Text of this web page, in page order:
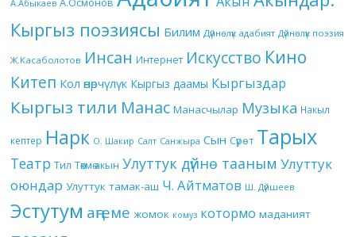
А.Абыкаев
Кыргыз поэзиясы Билим Дүйнөлүк адабият Дүйнөлүк поэзия
Ж.Касаболотов Инсан Интернет Искусство Кино
Китеп Кол өнөрчүлүк Кыргыз даамы Кыргыздар
Кыргыз тили Манас Манасчылар Музыка Накыл
кептер Нарк О. Шакир Салт Санжыра Сын Сүрөт Тарых
Театр Тил Төкмө акын Улуттук дүйнө тааным Улуттук
оюндар Улуттук тамак-аш Ч. Айтматов Ш. Дүйшеев
Эстутум аңгеме жомок комуз котормо маданият